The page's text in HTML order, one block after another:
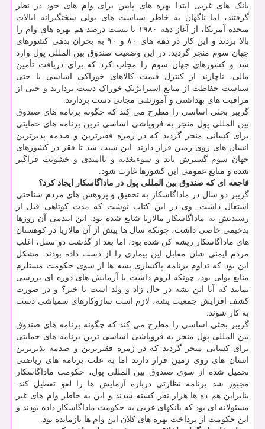
بانک های غربی ابتدا بهره های پایین برای وام های خود در نظر
گرفتند، اما ناگهان به خاطر سیاست های پولی سختگیرانه ایالات
متحده آمریکا، از آغاز دهه ۱۹۸۰ تا بیست درصد هم بهره های وام را
بالا بردند و این کار در دهه های ۸۰ و ۹۰ به بحران بدهی کشورهای
جهان سوم منجر گردید. در این وضعیت صندوق بین المللی پول وارد
شد و کشورهای جهان سوم را مجاب کرد که برای دریافت تأمین
مالی، ناچارند از کنترل قیمت کالاهای خوراکی اساسی یا حتی
سیاست حفاظت از منابع استراتژیک خوراک دست بردارند و حتی از
مراقبت های بهداشتی و آموزشی مجانی دست بردارند.
گریبر بحثی اساسی را مطرح می کند که چگونه برنامه های صندوق
بین المللی پول منجر به فروپاشی اساسی ترین برنامه های حمایتی
برای کسانی منجر گردید که در زمره فقیرترین و صدمه پذیرترین
انسان های روی زمین قرار دارند. این سبب شد تا فقر در کشورهای
جهان سوم گسترش یابد و سوءتغذیه و ناامیدی و خشونت فراگیر
شده و منابع عمومی این کشورها غارت شود.
فاجعه ای که صندوق بین المللی پول در ماداگاسکار ایجاد کرد؟
گریبر دو سال در ماداگاسکار به تحقیق و پژوهش های مردم شناختی
اشتغال داشت. وی در این کتاب نوشت که مدت کوتاهی قبل از
رسیدنش به ماداگاسکار مالاریا شایع شده بود. این اپیدمی آن روزها
بدخیمی خاصی داشت، چونکه سال ها پیش از آن مالاریا در کوهستان
های ماداگاسکار ریشه کن شده بود، اما بعد از گذشت دو نسل، اغلب
مردم ایمنی شان مقابل این بیماری را از دست داده بودند. مشکل
این بود که تداوم برنامه پاکسازی پشه ها از سوی حکومت مستلزم
منابع پولی بود، چونکه لزوم داشت با آزمایش های دوره ای بررسی
نمایند که آیا این پشه در حال زاد و ولد است یا خیر؟ و در صورت
کشف افزایش جمعیت پشه، لازم است سازوکارهای سمپاشی دست
به کار شوند.
گریبر بحثی اساسی را مطرح می کند که چگونه برنامه های صندوق
بین المللی پول منجر به فروپاشی اساسی ترین برنامه های حمایتی
برای کسانی منجر گردید که در زمره فقیرترین و صدمه پذیرترین
انسان های روی زمین قرار دارند اما به علت برنامه های ریاضتی
تحمیل شده از سوی صندوق بین المللی پول، حکومت ماداگاسکار
مجبور شد برنامه نظارتی درباره آزمایش ها را لغو تعطیل کند.
بنابراین هم ده ها هزار نفر کشته شدند و این به خاطر وام های غیر
مسئولانه ای بود که بانکهای غربی به حکومت ماداگاسکار داده بودند و
این حکومت از پرداخت بهره های کلان این وام ها بازمانده بود.